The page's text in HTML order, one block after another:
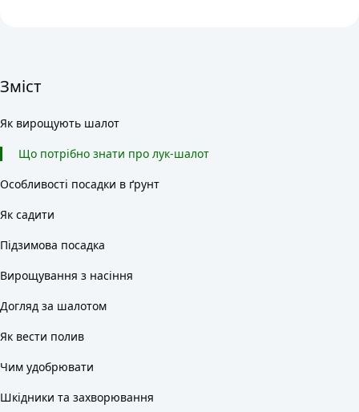
Зміст
Як вирощують шалот
Що потрібно знати про лук-шалот
Особливості посадки в ґрунт
Як садити
Підзимова посадка
Вирощування з насіння
Догляд за шалотом
Як вести полив
Чим удобрювати
Шкідники та захворювання